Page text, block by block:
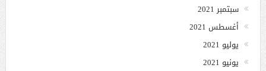
سبتمبر 2021
أغسطس 2021
يوليو 2021
يونيو 2021